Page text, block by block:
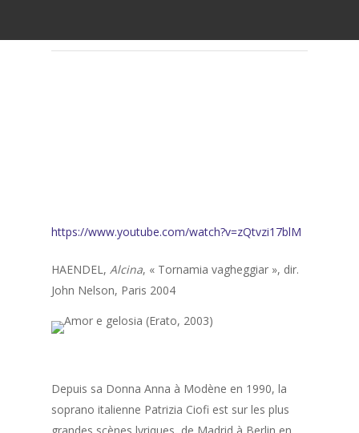
https://www.youtube.com/watch?v=zQtvzi17blM
HAENDEL,Alcina, « Tornamia vagheggiar », dir.
John Nelson, Paris 2004
Depuis sa Donna Anna à Modène en 1990, la
soprano italienne Patrizia Ciofi est sur les plus